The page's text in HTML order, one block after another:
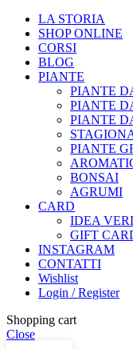
LA STORIA
SHOP ONLINE
CORSI
BLOG
PIANTE
PIANTE
PIANTE
PIANTE
PIANTE
BONSAI
AGRUMI
CARD
IDEA
GIFT
INSTAGRAM
CONTATTI
Wishlist
Login / Register
Shopping cart
Close